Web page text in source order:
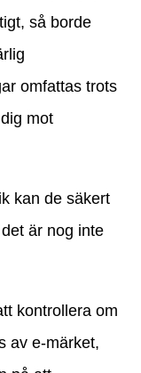
så borde
omfattas trots
mot
kan de säkert
är nog inte
kontrollera om
av e-märket,